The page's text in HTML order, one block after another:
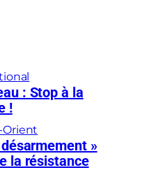
: Stop à la
!
Orient
»
la résistance